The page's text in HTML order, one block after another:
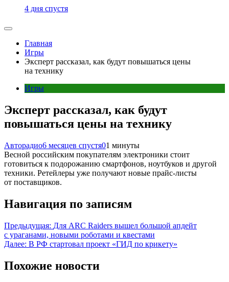
4 дня спустя
Главная
Игры
Эксперт рассказал, как будут повышаться цены
на технику
Игры
Эксперт рассказал, как будут
повышаться цены на технику
Авторадио6 месяцев спустя01 минуты
Весной российским покупателям электроники стоит
готовиться к подорожанию смартфонов, ноутбуков и другой
техники. Ретейлеры уже получают новые прайс-листы
от поставщиков.
Навигация по записям
Предыдущая: Для ARC Raiders вышел большой апдейт
с ураганами, новыми роботами и квестами
Далее: В РФ стартовал проект «ГИД по крикету»
Похожие новости